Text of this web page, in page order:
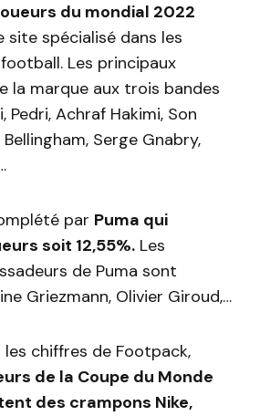
du mondial 2022
site spécialisé dans les
Les principaux
la marque aux trois bandes
Pedri, Achraf Hakimi, Son
Serge Gnabry,
par Puma qui
soit 12,55%. Les
de Puma sont
Griezmann, Olivier Giroud,…
chiffres de Footpack,
de la Coupe du Monde
des crampons Nike,